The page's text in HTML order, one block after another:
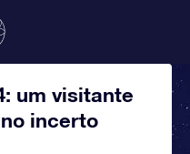
um visitante
incerto